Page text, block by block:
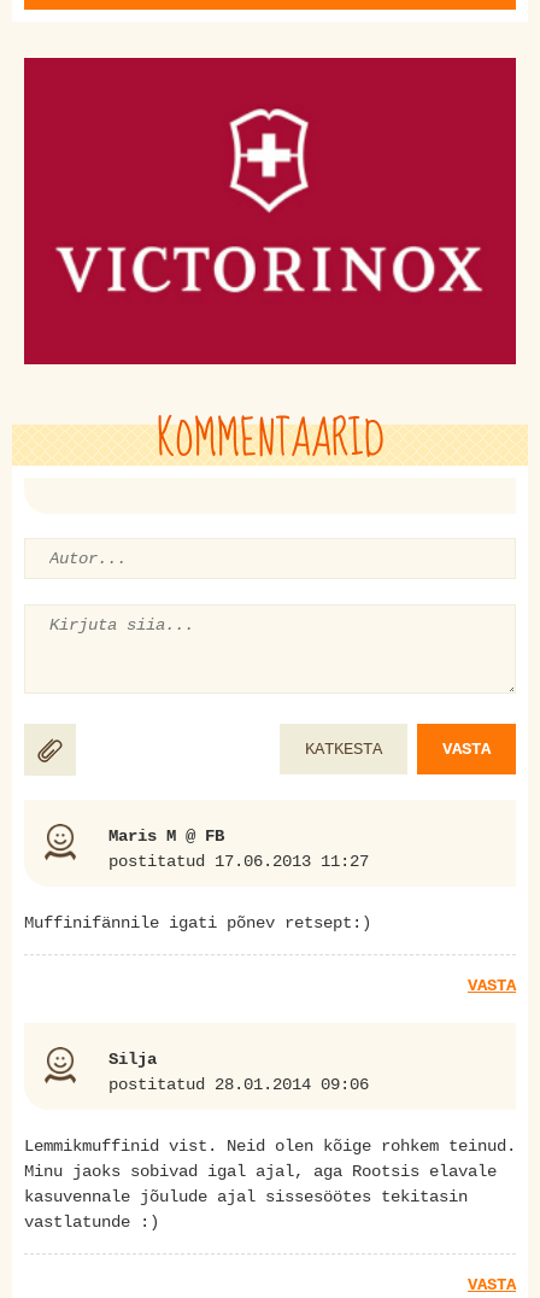
KOMMENTAARID
KATKESTA VASTA
Maris M @ FB
postitatud 17.06.2013 11:27
Muffinifännile igati põnev retsept:)
VASTA
Silja
postitatud 28.01.2014 09:06
Lemmikmuffinid vist. Neid olen kõige rohkem teinud.
Minu jaoks sobivad igal ajal, aga Rootsis elavale
kasuvennale jõulude ajal sissesöötes tekitasin
vastlatunde :)
VASTA